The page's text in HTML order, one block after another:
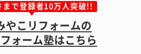
まで登録者10万人突破!!
やこリフォームの
ォーム塾はこちら